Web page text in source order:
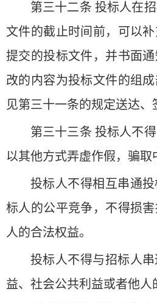
第三十二条 投标人在
文件的截止时间前，可以
提交的投标文件，并书面
改的内容为投标文件的组
见第三十一条的规定送达、
第三十三条 投标人不
以其他方式弄虚作假，骗取
投标人不得相互串通
标人的公平竞争，不得损
人的合法权益。
投标人不得与招标人
益、社会公共利益或者他人